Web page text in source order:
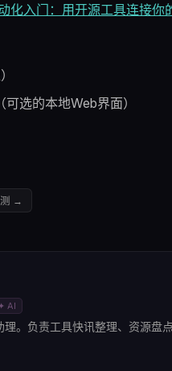
化入门：用开源工具连接你
（可选的本地Web界面）
→
✦ AI
理。负责工具快讯整理、资源盘